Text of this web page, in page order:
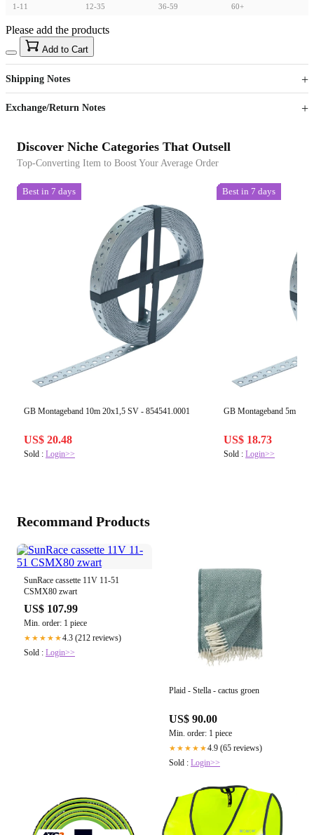
1-11 12-35 36-59 60+
US$40
Sign up to your membership to get coupons up to
15%
Opportunity to enjoy order discount up to 15% off
Please add the products
Add to Cart
Shipping Notes
Exchange/Return Notes
Discover Niche Categories That Outsell
Top-Converting Item to Boost Your Average Order
Best in 7 days
GB Montageband 10m 20x1,5 SV - 854541.0001
US$ 20.48
Sold : Login>>
Best in 7 days
GB Montageband 5m
US$ 18.73
Sold :Login>>
Recommand Products
SunRace cassette 11V 11-51
CSMX80 zwart
US$ 107.99
Min. order: 1 piece
★★★★★4.3 (212 reviews)
Sold : Login>>
Plaid - Stella - cactus groen
US$ 90.00
Min. order: 1 piece
★★★★★4.9 (65 reviews)
Sold : Login>>